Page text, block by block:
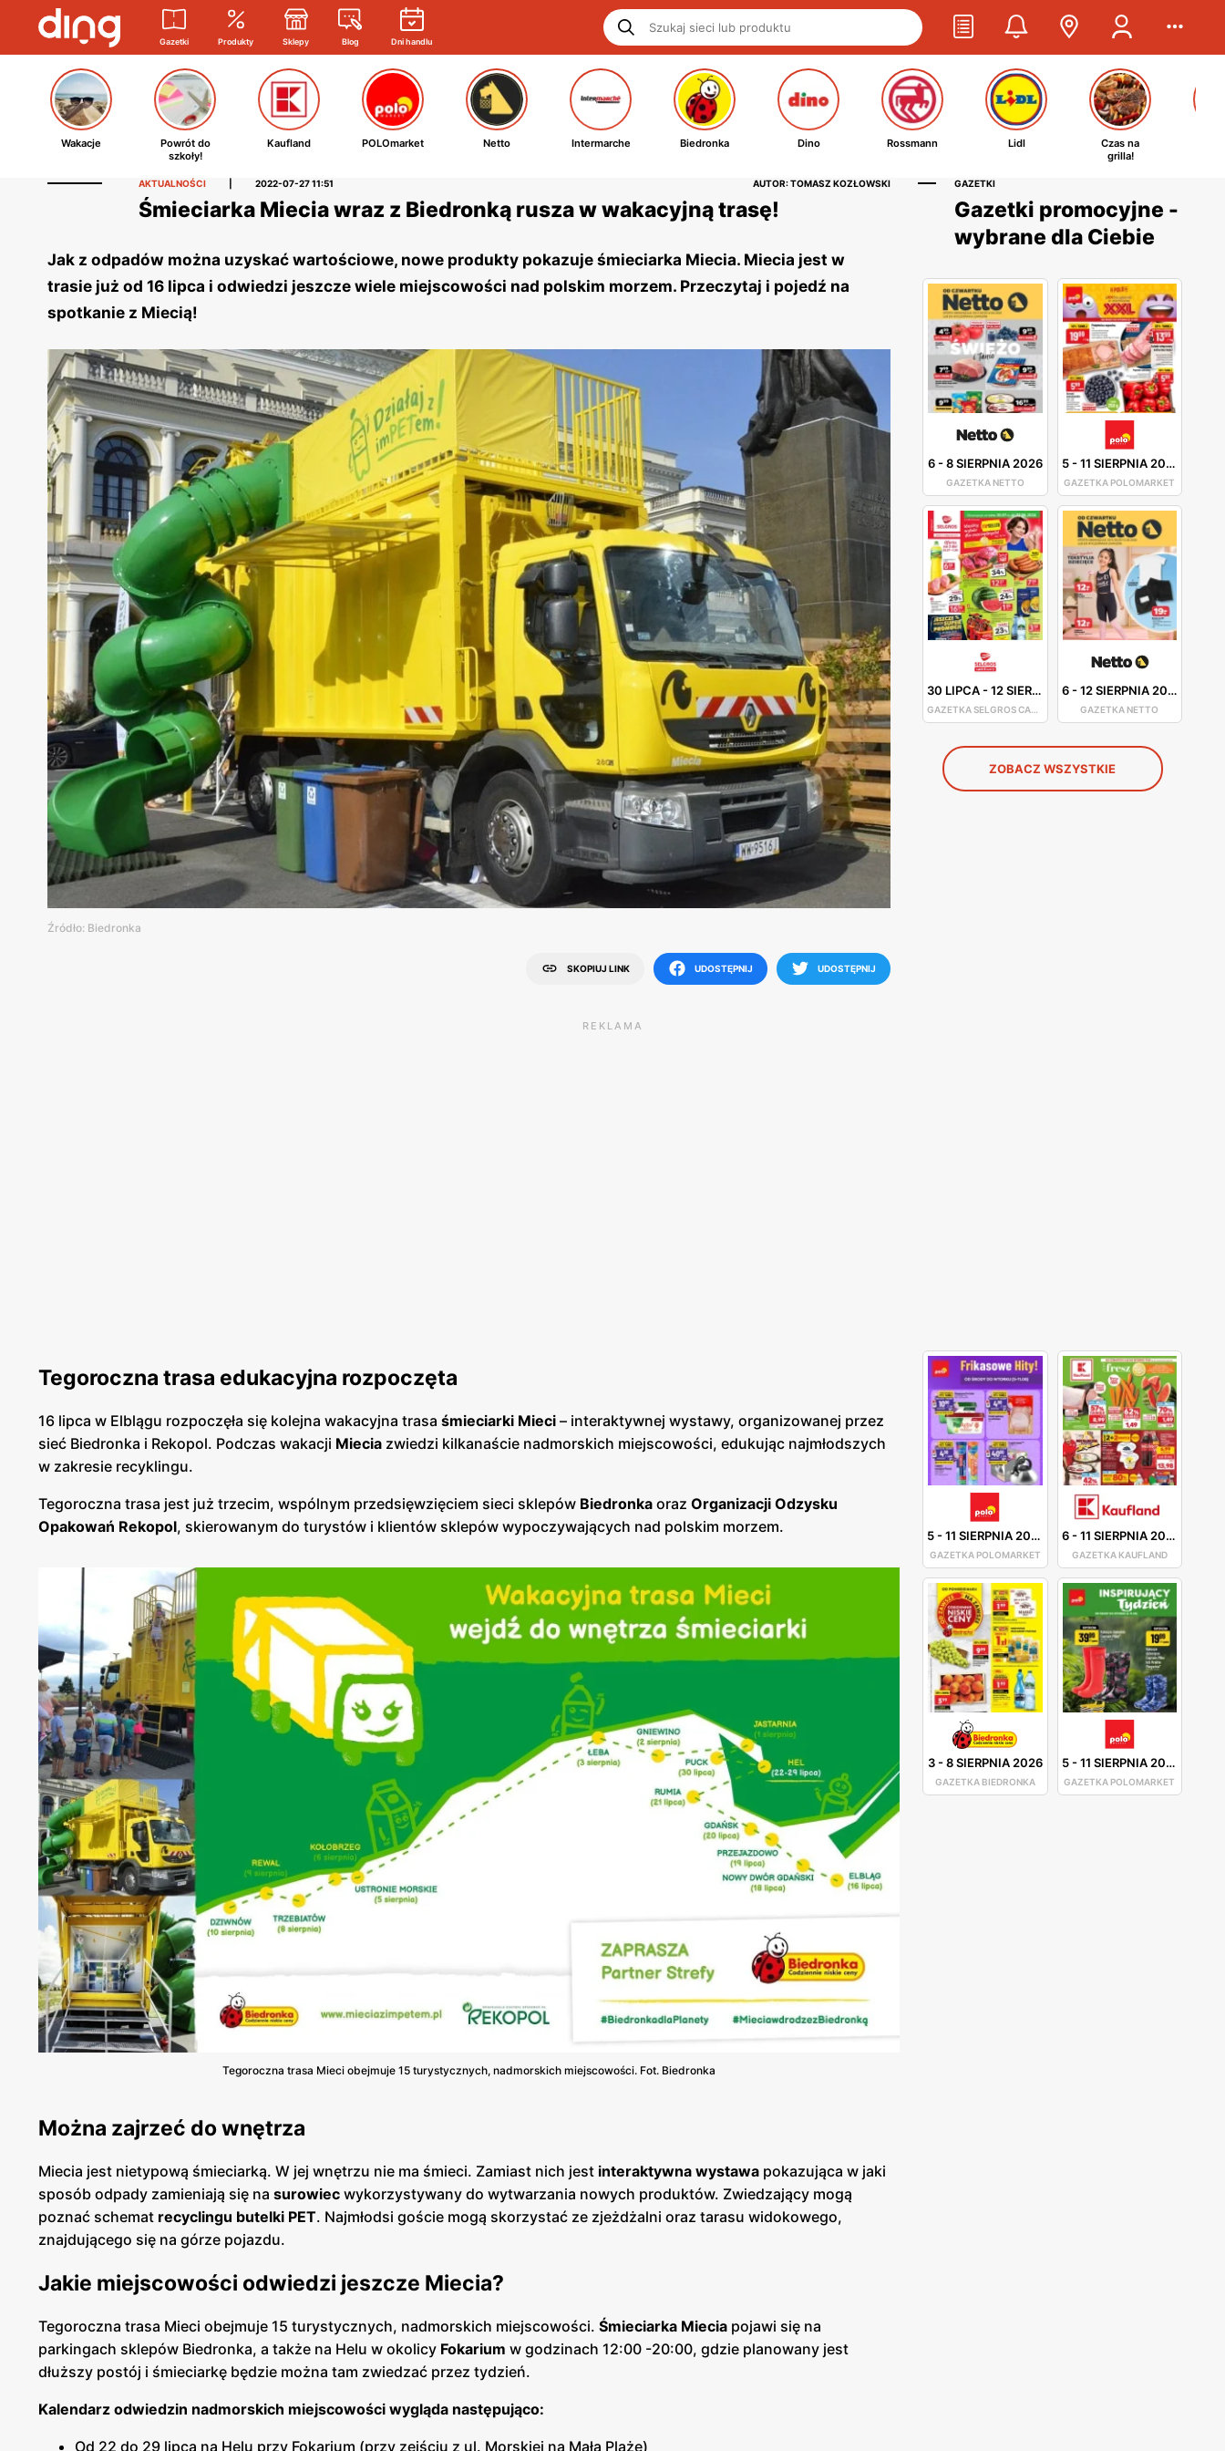
Gazetki Produkty Sklepy Blog Dni handlu
Wakacje
Powrót do
szkoły!
Kaufland POLOmarket Netto Intermarche Biedronka Dino Rossmann Lidl
Czas na
grilla!
AKTUALNOŚCI 2022-07-27 11:51 AUTOR: TOMASZ KOZŁOWSKI
Śmieciarka Miecia wraz z Biedronką rusza w wakacyjną trasę!
Jak z odpadów można uzyskać wartościowe, nowe produkty pokazuje śmieciarka Miecia. Miecia jest w
trasie już od 16 lipca i odwiedzi jeszcze wiele miejscowości nad polskim morzem. Przeczytaj i pojedź na
spotkanie z Miecią!
Źródło: Biedronka
SKOPIUJ LINK UDOSTĘPNIJ UDOSTĘPNIJ
GAZETKI
Gazetki promocyjne -
wybrane dla Ciebie
6-8 SIERPNIA 2026
GAZETKA NETTO
5-11 SIERPNIA 2026
GAZETKA POLOMARKET
30 LIPCA-12 SIERPNIA 2026
GAZETKA SELGROS CASH&CARRY
6-12 SIERPNIA 2026
GAZETKA NETTO
ZOBACZ WSZYSTKIE
5-11 SIERPNIA 2026
GAZETKA POLOMARKET
6-11 SIERPNIA 2026
GAZETKA KAUFLAND
3-8 SIERPNIA 2026
GAZETKA BIEDRONKA
5-11 SIERPNIA 2026
GAZETKA POLOMARKET
REKLAMA
Tegoroczna trasa edukacyjna rozpoczęta
16 lipca w Elblągu rozpoczęła się kolejna wakacyjna trasa śmieciarki Mieci – interaktywnej wystawy, organizowanej przez
sieć Biedronka i Rekopol. Podczas wakacji Miecia zwiedzi kilkanaście nadmorskich miejscowości, edukując najmłodszych
w zakresie recyklingu.
Tegoroczna trasa jest już trzecim, wspólnym przedsięwzięciem sieci sklepów Biedronka oraz Organizacji Odzysku
Opakowań Rekopol, skierowanym do turystów i klientów sklepów wypoczywających nad polskim morzem.
Tegoroczna trasa Mieci obejmuje 15 turystycznych, nadmorskich miejscowości. Fot. Biedronka
Można zajrzeć do wnętrza
Miecia jest nietypową śmieciarką. W jej wnętrzu nie ma śmieci. Zamiast nich jest interaktywna wystawa pokazująca w jaki
sposób odpady zamieniają się na surowiec wykorzystywany do wytwarzania nowych produktów. Zwiedzający mogą
poznać schemat recyclingu butelki PET. Najmłodsi goście mogą skorzystać ze zjeżdżalni oraz tarasu widokowego,
znajdującego się na górze pojazdu.
Jakie miejscowości odwiedzi jeszcze Miecia?
Tegoroczna trasa Mieci obejmuje 15 turystycznych, nadmorskich miejscowości. Śmieciarka Miecia pojawi się na
parkingach sklepów Biedronka, a także na Helu w okolicy Fokarium w godzinach 12:00 -20:00, gdzie planowany jest
dłuższy postój i śmieciarkę będzie można tam zwiedzać przez tydzień.
Kalendarz odwiedzin nadmorskich miejscowości wygląda następująco:
Od 22 do 29 lipca na Helu przy Fokarium (przy zejściu z ul. Morskiej na Małą Plażę)